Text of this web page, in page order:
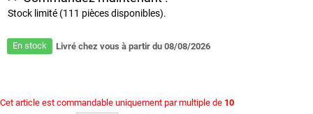
Stock limité (111 pièces disponibles).
En stock Livré chez vous à partir du 08/08/2026
Cet article est commandable uniquement par multiple de 10